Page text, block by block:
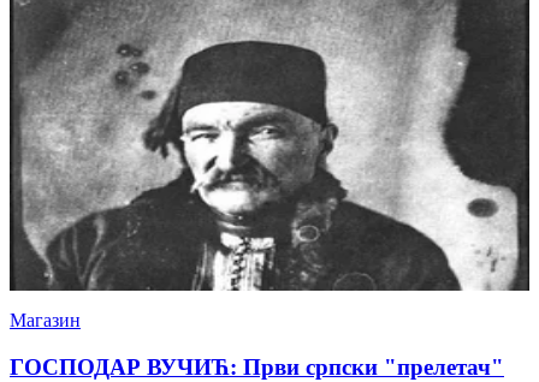
Магазин
ГОСПОДАР ВУЧИЋ: Први српски "прелетач"